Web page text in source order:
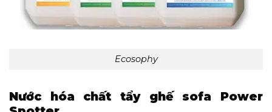
Ecosophy
Nước hóa chất tẩy ghế sofa Power